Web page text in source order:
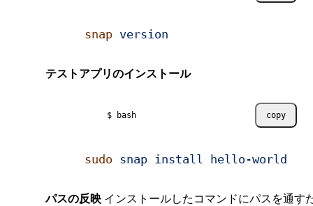
snap version
テストアプリのインストール
$ bash copy
sudo snap install hello-world
パスの反映 インストールしたコマンドにパスを通す